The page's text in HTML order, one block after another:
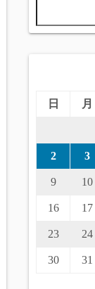
日
月
2 3
9 10
16 17
23 24
30 31